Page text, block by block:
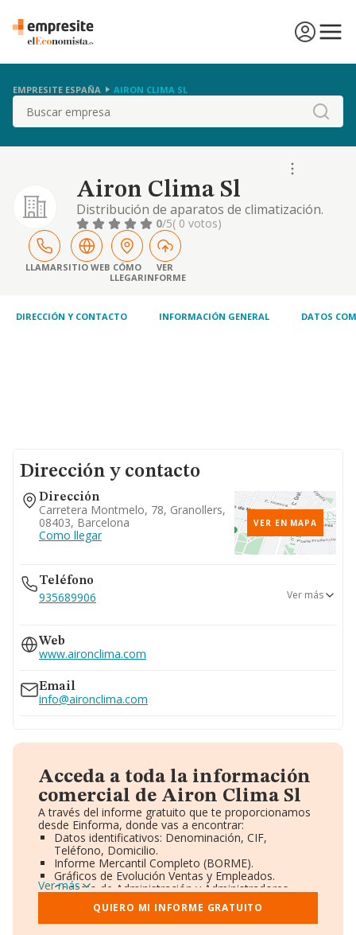
EMPRESITE ESPAÑA AIRON CLIMA SL
Buscar
Airon Clima Sl
Distribución de aparatos de climatización.
0/5( 0 votos)
LLAMARSITIO WEB CÓMO
LLEGAR
VER
INFORME
DIRECCIÓN Y CONTACTO INFORMACIÓN GENERAL DATOS
Dirección y contacto
Dirección
Carretera Montmelo, 78, Granollers,
08403, Barcelona
Como llegar
VER EN MAPA
Teléfono
935689906
938432508
Ver más
Web
www.aironclima.com
Email
info@aironclima.com
Acceda a toda la información
comercial de Airon Clima Sl
A través del informe gratuito que te proporcionamos
desde Einforma, donde vas a encontrar:
Datos identificativos: Denominación, CIF,
Teléfono, Domicilio.
Informe Mercantil Completo (BORME).
Gráficos de Evolución Ventas y Empleados.
Consejo de Administración y Administradores.
Directivos y Ejecutivos.
Accionistas.
Participaciones y Vinculaciones en otras empresas.
Ver más
QUIERO MI INFORME GRATUITO